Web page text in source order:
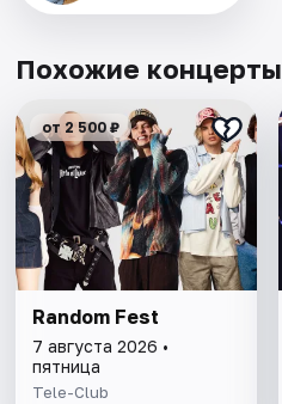
Похожие концерты
от 2 500 ₽
Random Fest
7 августа 2026 •
пятница
Tele-Club